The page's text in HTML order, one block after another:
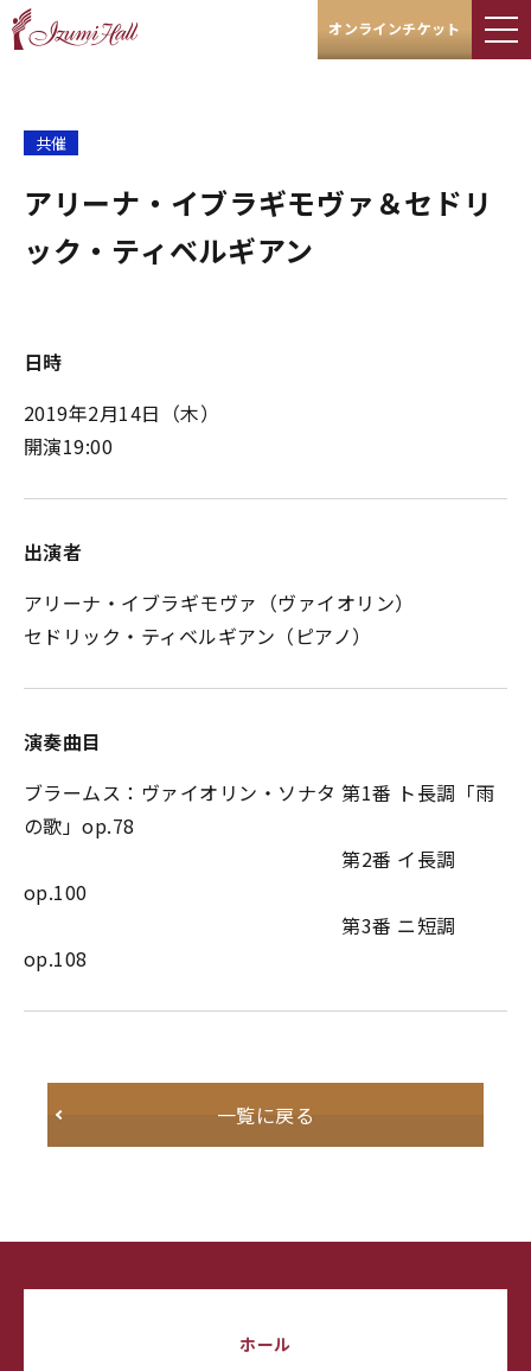
オンラインチケット
共催
アリーナ・イブラギモヴァ＆セドリ
ック・ティベルギアン
日時
2019年2月14日（木）
開演19:00
出演者
アリーナ・イブラギモヴァ（ヴァイオリン）
セドリック・ティベルギアン（ピアノ）
演奏曲目
ブラームス：ヴァイオリン・ソナタ 第1番 ト長調「雨
の歌」op.78
第2番 イ長調
op.100
第3番 ニ短調
op.108
一覧に戻る
ホール